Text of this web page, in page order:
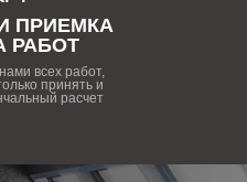
ПРИЕМКА
РАБОТ
всех работ,
принять и
расчет